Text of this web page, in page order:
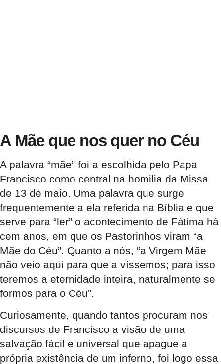
A Mãe que nos quer no Céu
A palavra “mãe” foi a escolhida pelo Papa
Francisco como central na homilia da Missa
de 13 de maio. Uma palavra que surge
frequentemente a ela referida na Bíblia e que
serve para “ler” o acontecimento de Fátima há
cem anos, em que os Pastorinhos viram “a
Mãe do Céu”. Quanto a nós, “a Virgem Mãe
não veio aqui para que a víssemos; para isso
teremos a eternidade inteira, naturalmente se
formos para o Céu”.
Curiosamente, quando tantos procuram nos
discursos de Francisco a visão de uma
salvação fácil e universal que apague a
própria existência de um inferno, foi logo essa